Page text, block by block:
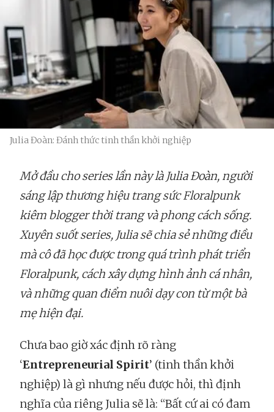
Julia Đoàn: Đánh thức tinh thần khởi nghiệp
Mở đầu cho series lần này là Julia Đoàn, người
sáng lập thương hiệu trang sức Floralpunk
kiêm blogger thời trang và phong cách sống.
Xuyên suốt series, Julia sẽ chia sẻ những điều
mà cô đã học được trong quá trình phát triển
Floralpunk, cách xây dựng hình ảnh cá nhân,
và những quan điểm nuôi dạy con từ một bà
mẹ hiện đại.
Chưa bao giờ xác định rõ ràng
‘Entrepreneurial Spirit’ (tinh thần khởi
nghiệp) là gì nhưng nếu được hỏi, thì định
nghĩa của riêng Julia sẽ là: “Bất cứ ai có đam